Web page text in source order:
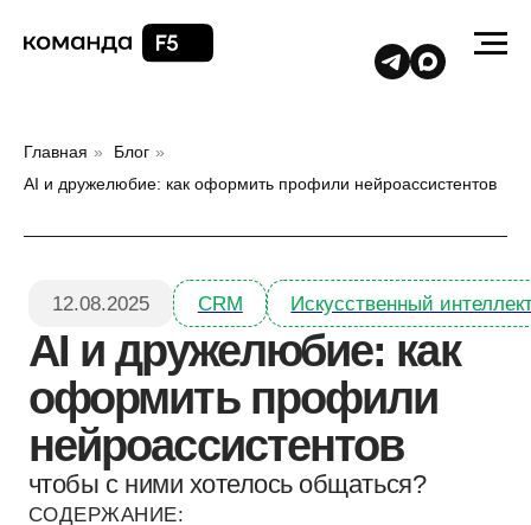
Главная » Блог »
AI и дружелюбие: как оформить профили нейроассистентов
AI и дружелюбие: как
оформить профили
нейроассистентов
чтобы с ними хотелось общаться?
СОДЕРЖАНИЕ:
Что рекомендуем сделать — на примере
Телеграм ботов